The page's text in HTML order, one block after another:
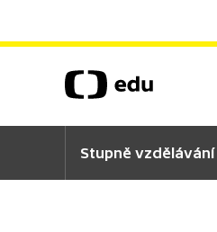
Stupně vzdělávání